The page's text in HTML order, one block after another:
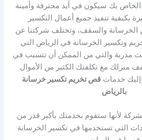
الخاص بك سيكون في أيد محترفة وأمينة
بكيفية تنفيذ جميع أعمال التكسير
والسقف، وتختلف شركتنا عن
وتكسير الخرسانة في الرياض التي
مدربة والتي من الممكن أن تتسبب في
مع تكلفتك الكثير من الأموال
إليك خدمات قص تخريم تكسير خرسانة
بالرياض
لأنها ستقوم بخدمتك بأكبر قدر من
التي تستخدمها في تكسير الخرسانة